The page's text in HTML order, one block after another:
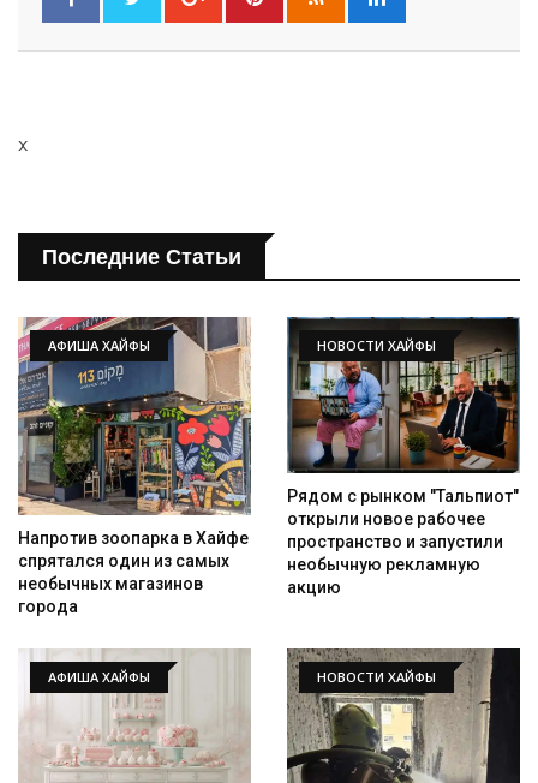
x
Последние Статьи
АФИША ХАЙФЫ
Напротив зоопарка в Хайфе
спрятался один из самых
необычных магазинов
города
НОВОСТИ ХАЙФЫ
Рядом с рынком "Тальпиот"
открыли новое рабочее
пространство и запустили
необычную рекламную
акцию
АФИША ХАЙФЫ НОВОСТИ ХАЙФЫ